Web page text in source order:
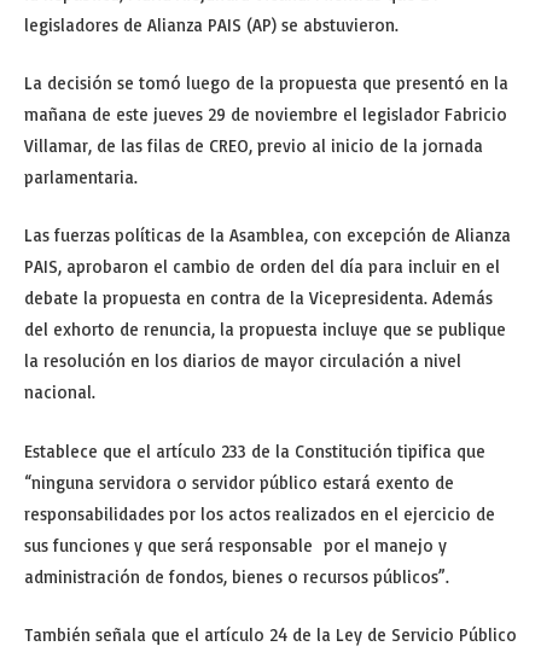
legisladores de Alianza PAIS (AP) se abstuvieron.
La decisión se tomó luego de la propuesta que presentó en la
mañana de este jueves 29 de noviembre el legislador Fabricio
Villamar, de las filas de CREO, previo al inicio de la jornada
parlamentaria.
Las fuerzas políticas de la Asamblea, con excepción de Alianza
PAIS, aprobaron el cambio de orden del día para incluir en el
debate la propuesta en contra de la Vicepresidenta. Además
del exhorto de renuncia, la propuesta incluye que se publique
la resolución en los diarios de mayor circulación a nivel
nacional.
Establece que el artículo 233 de la Constitución tipifica que
“ninguna servidora o servidor público estará exento de
responsabilidades por los actos realizados en el ejercicio de
sus funciones y que será responsable por el manejo y
administración de fondos, bienes o recursos públicos”.
También señala que el artículo 24 de la Ley de Servicio Público